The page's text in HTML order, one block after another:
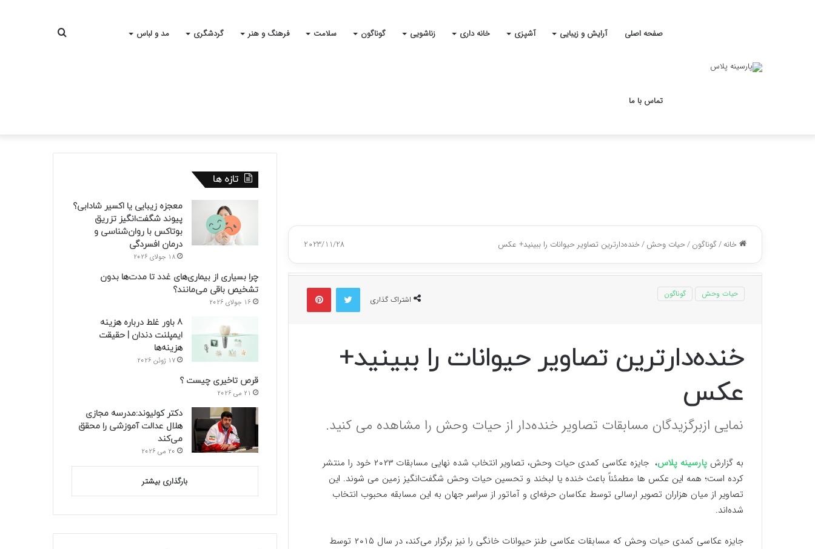
صفحه اصلی آرایش و زیبایی آشپزی خانه داری زناشویی گوناگون سلامت فرهنگ و هنر گردشگری مد و لباس
تماس با ما
جستجو
خانه/گوناگون/حیات وحش/خنده‌دارترین تصاویر حیوانات را ببینید+ عکس 2023/11/28
اشتراک گذاری
توییتر پینتریست
حیات وحش گوناگون
خنده‌دارترین تصاویر حیوانات را ببینید+
عکس
نمایی ازبرگزیدگان مسابقات تصاویر خنده‌دار از حیات وحش را مشاهده می کنید.
به گزارش پارسینه پلاس
، جایزه عکاسی کمدی حیات وحش، تصاویر انتخاب شده نهایی مسابقات ۲۰۲۳ خود را منتشر
کرده است؛ همه این عکس ها مطمئناً باعث خنده یا لبخند و تحسین حیات وحش شگفت‌انگیز زمین می شوند. این
تصاویر از میان هزاران تصویر ارسالی توسط عکاسان حرفه‌ای و آماتور از سراسر جهان به این مسابقه محبوب انتخاب
شده‌اند.
جایزه عکاسی کمدی حیات وحش که مسابقات عکاسی طنز حیوانات خانگی را نیز برگزار می‌کند، در سال ۲۰۱۵ توسط
تازه ها
معجزه زیبایی یا اکسیر شادابی؟
پیوند شگفت‌انگیز تزریق
بوتاکس با روان‌شناسی و
درمان افسردگی
18 جولای 2026
چرا بسیاری از بیماری‌های غدد تا مدت‌ها بدون
تشخیص باقی می‌مانند؟
16 جولای 2026
8 باور غلط درباره هزینه
ایمپلنت دندان | حقیقت
هزینه‌ها
17 ژوئن 2026
قرص تاخیری چیست ؟
21 می 2026
دکتر کولیوند:مدرسه مجازی
هلال عدالت آموزشی را محقق
می‌کند
20 می 2026
بارگذاری بیشتر